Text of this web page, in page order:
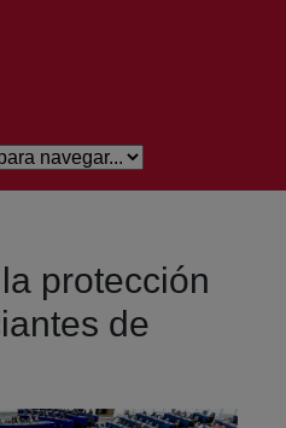
protección
de